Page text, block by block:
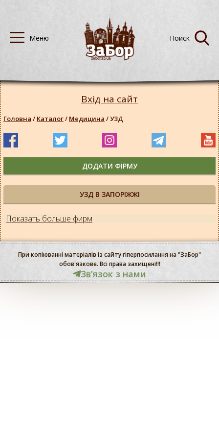
УЗД В ЗАПОРІЖЖІ
Показать больше фирм
Вхід на сайт
Головна / Каталог/ Медицина /УЗД
ДОДАТИ ФІРМУ
При копіюванні матеріалів із сайту гіперпосилання на "ЗаБор"
обов'язкове. Всі права захищені!!!
Звʼязок з нами